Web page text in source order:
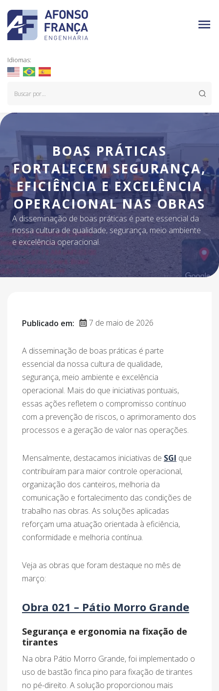
Idiomas:
BOAS PRÁTICAS
FORTALECEM SEGURANÇA,
EFICIÊNCIA E EXCELÊNCIA
OPERACIONAL NAS OBRAS
A disseminação de boas práticas é parte essencial da
nossa cultura de qualidade, segurança, meio ambiente
e excelência operacional.
Publicado em: 7 de maio de 2026
A disseminação de boas práticas é parte
essencial da nossa cultura de qualidade,
segurança, meio ambiente e excelência
operacional. Mais do que iniciativas pontuais,
essas ações refletem o compromisso contínuo
com a prevenção de riscos, o aprimoramento dos
processos e a geração de valor nas operações.
Mensalmente, destacamos iniciativas de SGI que
contribuíram para maior controle operacional,
organização dos canteiros, melhoria da
comunicação e fortalecimento das condições de
trabalho nas obras. As soluções aplicadas
reforçam uma atuação orientada à eficiência,
conformidade e melhoria contínua.
Veja as obras que foram destaque no mês de
março:
Obra 021 – Pátio Morro Grande
Segurança e ergonomia na fixação de
tirantes
Na obra Pátio Morro Grande, foi implementado o
uso de bastão finca pino para fixação de tirantes
no pé-direito. A solução proporcionou mais